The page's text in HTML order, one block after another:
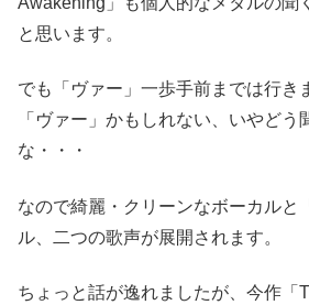
と思います。
でも「ヴァー」一歩手前までは行き
「ヴァー」かもしれない、いやど
な・・・
なので綺麗・クリーンなボーカルと
ル、二つの歌声が展開されます。
ちょっと話が逸れましたが、今作「